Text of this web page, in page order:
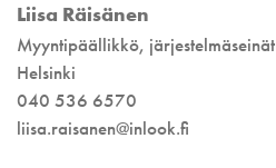
Liisa Räisänen
Myyntipäällikkö, järjestelmäseinät
Helsinki
040 536 6570
liisa.raisanen@inlook.fi